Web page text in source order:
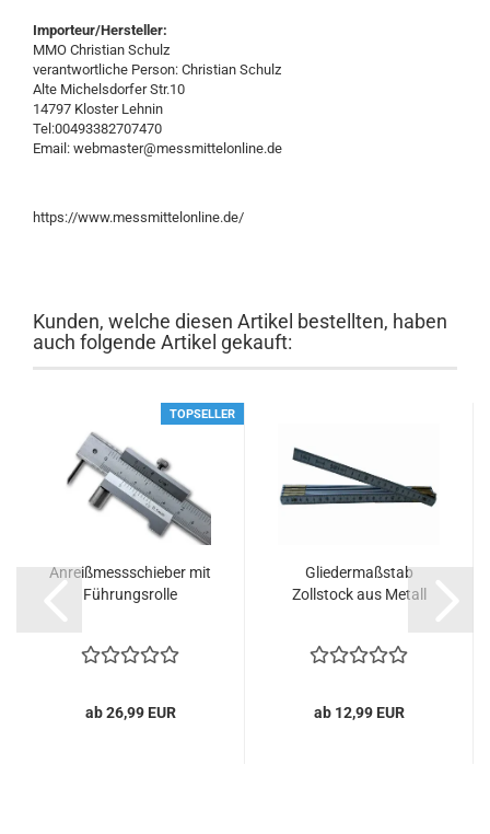
Importeur/Hersteller:
MMO Christian Schulz
verantwortliche Person: Christian Schulz
Alte Michelsdorfer Str.10
14797 Kloster Lehnin
Tel:00493382707470
Email: webmaster@messmittelonline.de
https://www.messmittelonline.de/
Kunden, welche diesen Artikel bestellten, haben
auch folgende Artikel gekauft:
TOPSELLER
Anreißmessschieber mit
Führungsrolle
ab 26,99 EUR
Gliedermaßstab
Zollstock aus Metall
ab 12,99 EUR